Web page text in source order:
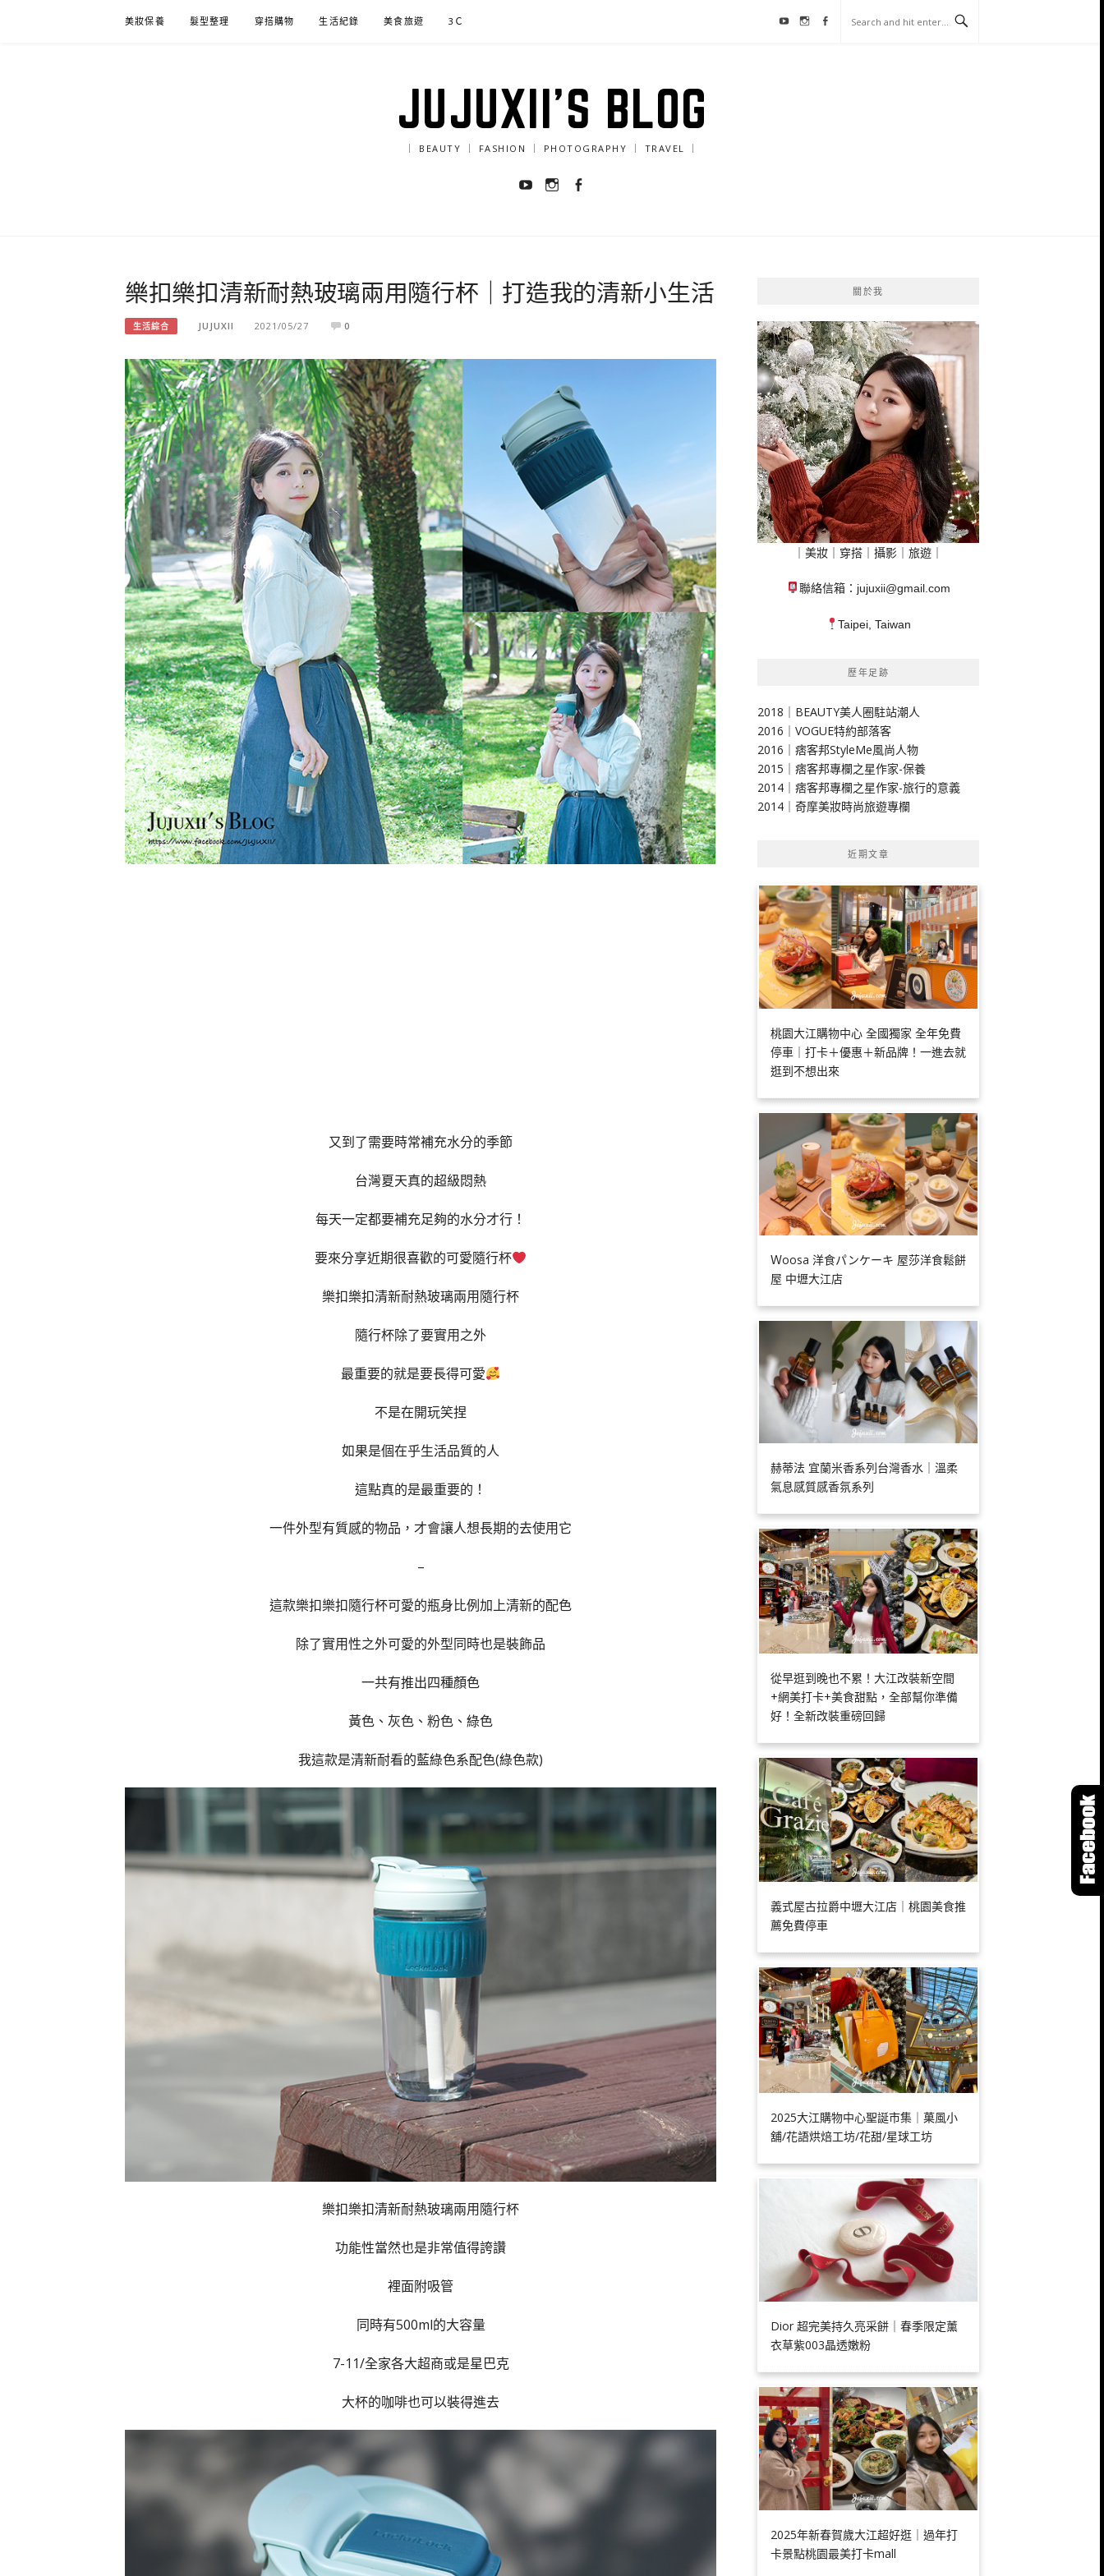
美妝保養 髮型整理 穿搭購物 生活紀錄 美食旅遊 3Ｃ Youtube
Instagram
Facebook
JUJUXII'S BLOG
｜ BEAUTY ｜ FASHION ｜ PHOTOGRAPHY ｜ TRAVEL ｜
YoutubeInstagram
樂扣樂扣清新耐熱玻璃兩用隨行杯｜打造我的清新小生活
生活綜合 JUJUXII 2021/05/27 0
又到了需要時常補充水分的季節
台灣夏天真的超級悶熱
每天一定都要補充足夠的水分才行！
要來分享近期很喜歡的可愛隨行杯
樂扣樂扣清新耐熱玻璃兩用隨行杯
隨行杯除了要實用之外
最重要的就是要長得可愛
不是在開玩笑捏
如果是個在乎生活品質的人
這點真的是最重要的！
一件外型有質感的物品，才會讓人想長期的去使用它
–
這款樂扣樂扣隨行杯可愛的瓶身比例加上清新的配色
除了實用性之外可愛的外型同時也是裝飾品
一共有推出四種顏色
黃色、灰色、粉色、綠色
我這款是清新耐看的藍綠色系配色(綠色款)
樂扣樂扣清新耐熱玻璃兩用隨行杯
功能性當然也是非常值得誇讚
裡面附吸管
同時有500ml的大容量
7-11/全家各大超商或是星巴克
大杯的咖啡也可以裝得進去
關於我
｜美妝｜穿搭｜攝影｜旅遊｜
聯絡信箱： jujuxii@gmail.com
Taipei, Taiwan
歷年足跡
2018｜BEAUTY美人圈駐站潮人
2016｜VOGUE特約部落客
2016｜痞客邦StyleMe風尚人物
2015｜痞客邦專欄之星作家-保養
2014｜痞客邦專欄之星作家-旅行的意義
2014｜奇摩美妝時尚旅遊專欄
近期文章
桃園大江購物中心 全國獨家 全年免費
停車｜打卡＋優惠＋新品牌！一進去就
逛到不想出來
Ｗoosa 洋食パンケーキ 屋莎洋食鬆餅
屋 中壢大江店
赫蒂法 宜蘭米香系列台灣香水｜溫柔
氣息感質感香氛系列
從早逛到晚也不累！大江改裝新空間
+網美打卡+美食甜點，全部幫你準備
好！全新改裝重磅回歸
義式屋古拉爵中壢大江店｜桃園美食推
薦免費停車
2025大江購物中心聖誕市集｜菓風小
舖/花語烘焙工坊/花甜/星球工坊
Dior 超完美持久亮采餅｜春季限定薰
衣草紫003晶透嫩粉
2025年新春賀歲大江超好逛｜過年打
卡景點桃園最美打卡mall